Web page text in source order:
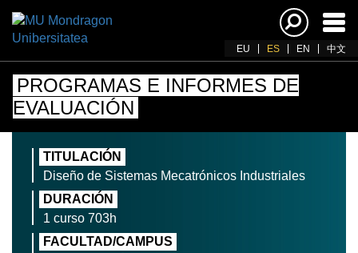
EU ES EN 中文
PROGRAMAS E INFORMES DE
EVALUACIÓN
TITULACIÓN
Diseño de Sistemas Mecatrónicos Industriales
DURACIÓN
1 curso 703h
FACULTAD/CAMPUS